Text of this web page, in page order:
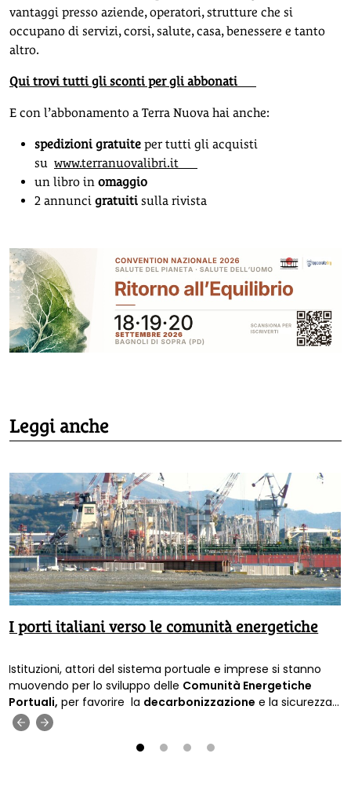
vantaggi presso aziende, operatori, strutture che si
occupano di servizi, corsi, salute, casa, benessere e tanto
altro.
Qui trovi tutti gli sconti per gli abbonati
E con l’abbonamento a Terra Nuova hai anche:
spedizioni gratuite per tutti gli acquisti
su www.terranuovalibri.it
un libro in omaggio
2 annunci gratuiti sulla rivista
Leggi anche
I porti italiani verso le comunità energetiche
Istituzioni, attori del sistema portuale e imprese si stanno
muovendo per lo sviluppo delle Comunità Energetiche
Portuali, per favorire la decarbonizzazione e la sicurezza
energetica.